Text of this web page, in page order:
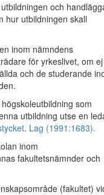
och
hur utbildningen skall
inom nämndens
för yrkeslivet, om ej
och de studerande
som
utbildning utse en
. Lag (1991:1683).
inom
fakultetsnämnder och
(fakultet)